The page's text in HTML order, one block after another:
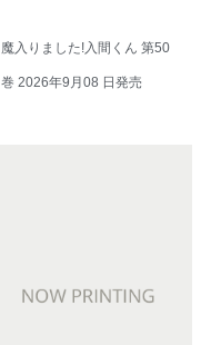
魔入りました!入間くん 第50
巻 2026年9月08 日発売